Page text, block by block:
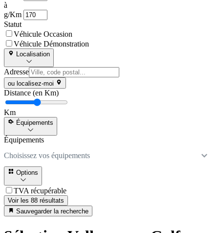
à
g/Km
Statut
Véhicule Occasion
Véhicule Démonstration
Localisation
Adresse
ou localisez-moi
Distance (en Km)
Km
Équipements
Équipements
Choisissez vos équipements
Options
TVA récupérable
Voir les 88 résultats
Sauvegarder la recherche